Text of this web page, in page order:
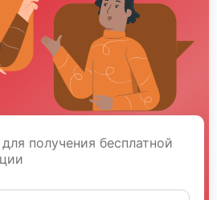
получения бесплатной